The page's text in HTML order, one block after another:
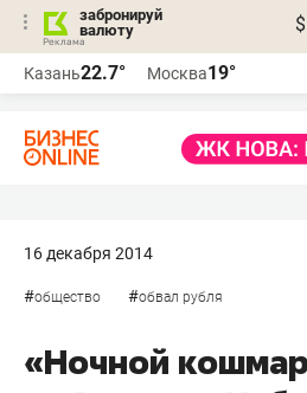
забронируй
валюту
$
Казань22.7° Москва19°
16 декабря 2014
#общество #обвал рубля
«Ночной